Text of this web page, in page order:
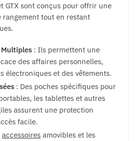
GTX sont conçus pour offrir une
rangement tout en restant
: Ils permettent une
des affaires personnelles,
électroniques et des vêtements.
: Des poches spécifiques pour
les tablettes et autres
assurent une protection
facile.
accessoires amovibles et les